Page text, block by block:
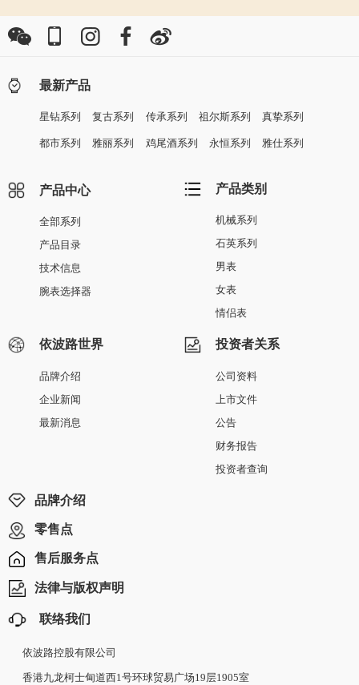
最新产品
星钻系列 复古系列 传承系列 祖尔斯系列 真挚系列
都市系列 雅丽系列 鸡尾酒系列 永恒系列 雅仕系列
产品中心
全部系列
产品目录
技术信息
腕表选择器
产品类别
机械系列
石英系列
男表
女表
情侣表
依波路世界
品牌介绍
企业新闻
最新消息
投资者关系
公司资料
上市文件
公告
财务报告
投资者查询
品牌介绍
零售点
售后服务点
法律与版权声明
联络我们
依波路控股有限公司
香港九龙柯士甸道西1号环球贸易广场19层1905室